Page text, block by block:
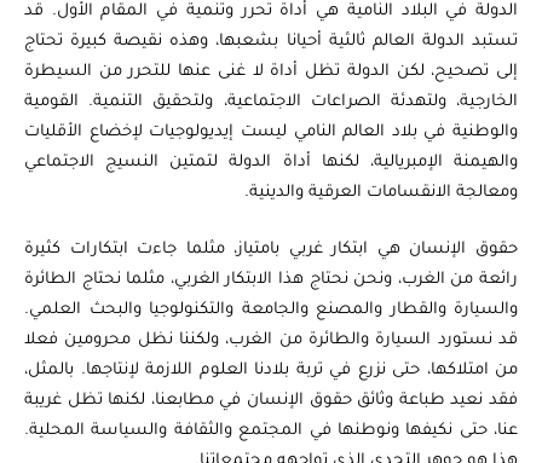
الدولة في البلاد النامية هي أداة تحرر وتنمية في المقام الأول. قد
تستبد الدولة العالم ثالثية أحيانا بشعبها، وهذه نقيصة كبيرة تحتاج
إلى تصحيح، لكن الدولة تظل أداة لا غنى عنها للتحرر من السيطرة
الخارجية، ولتهدئة الصراعات الاجتماعية، ولتحقيق التنمية. القومية
والوطنية في بلاد العالم النامي ليست إيديولوجيات لإخضاع الأقليات
والهيمنة الإمبريالية، لكنها أداة الدولة لتمتين النسيج الاجتماعي
ومعالجة الانقسامات العرقية والدينية.
حقوق الإنسان هي ابتكار غربي بامتياز، مثلما جاءت ابتكارات كثيرة
رائعة من الغرب، ونحن نحتاج هذا الابتكار الغربي، مثلما نحتاج الطائرة
والسيارة والقطار والمصنع والجامعة والتكنولوجيا والبحث العلمي.
قد نستورد السيارة والطائرة من الغرب، ولكننا نظل محرومين فعلا
من امتلاكها، حتى نزرع في تربة بلادنا العلوم اللازمة لإنتاجها. بالمثل،
فقد نعيد طباعة وثائق حقوق الإنسان في مطابعنا، لكنها تظل غريبة
عنا، حتى نكيفها ونوطنها في المجتمع والثقافة والسياسة المحلية.